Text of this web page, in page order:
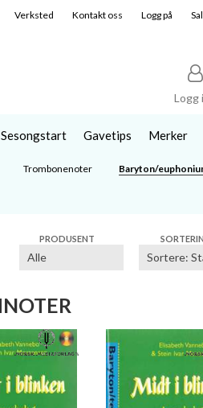
Verksted Kontakt oss Logg på
Logg
Sesongstart Gavetips Merker
Trombonenoter Baryton/
PRODUSENT